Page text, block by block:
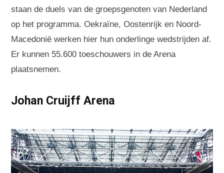
staan de duels van de groepsgenoten van Nederland
op het programma. Oekraïne, Oostenrijk en Noord-
Macedonië werken hier hun onderlinge wedstrijden af.
Er kunnen 55.600 toeschouwers in de Arena
plaatsnemen.
Johan Cruijff Arena